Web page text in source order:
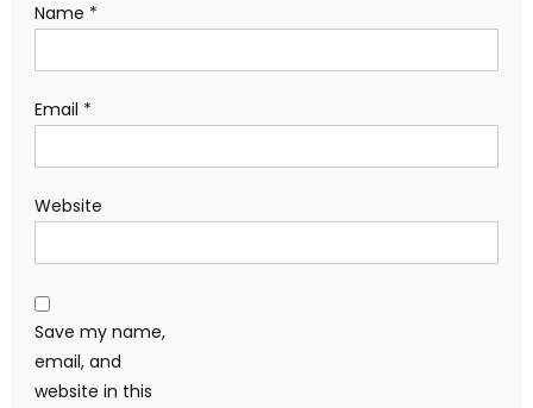
Name *
Email *
Website
Save my name,
email, and
website in this